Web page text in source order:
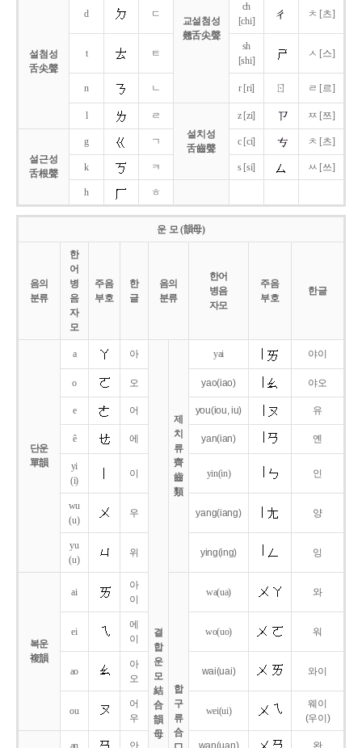
교설첨성
翹舌尖聲
설첨성
舌尖聲
d ㄷ
ch
[chi]
ㅊ [츠]
t ㅌ
sh
[shi]
ㅅ [스]
n ㄴ r [ri] ㄖ ㄹ [르]
l
ㄹ
설치성
舌齒聲
z [zi] ㅉ [쯔]
설근성
舌根聲
g ㄱ c [ci] ㅊ [츠]
k ㅋ s [si] ㅆ [쓰]
h ㅎ
운 모 (韻母)
음의
분류
한
어
병
음
자
모
주음
부호
한
글
음의
분류
한어
병음
자모
주음
부호
한글
단운
單韻
a 아
결
합
운
모
結
合
韻
母
제
치
류
齊
齒
類
yai 야이
o 오 yao(iao) 야오
e 어 you(iou,iu) 유
ê 에 yan(ian) 옌
yi
(i)
이 yin(in) 인
wu
(u)
우 yang(iang) 양
yu
(u)
위 ying(ing) 잉
복운
複韻
ai
아
이
합
구
류
合
wa(ua) 와
ei
에
이
wo(uo) 워
ao
아
오
wai(uai) 와이
ou
어
우
wei(ui)
웨이
(우이)
an 안 wan(uan) 완